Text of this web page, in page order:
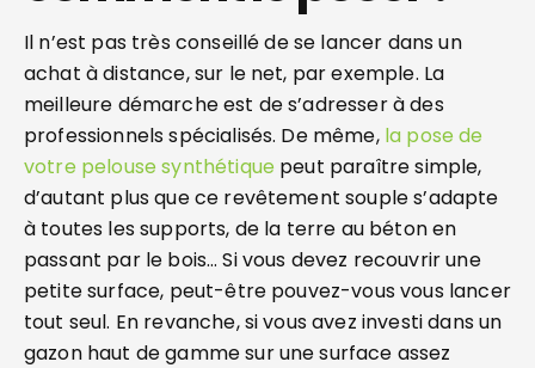
Il n’est pas très conseillé de se lancer dans un
achat à distance, sur le net, par exemple. La
meilleure démarche est de s’adresser à des
professionnels spécialisés. De même, la pose de
votre pelouse synthétique peut paraître simple,
d’autant plus que ce revêtement souple s’adapte
à toutes les supports, de la terre au béton en
passant par le bois… Si vous devez recouvrir une
petite surface, peut-être pouvez-vous vous lancer
tout seul. En revanche, si vous avez investi dans un
gazon haut de gamme sur une surface assez